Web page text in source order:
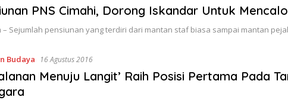
PNS Cimahi, Dorong Iskandar Untuk
– Sejumlah pensiunan yang terdiri dari mantan staf biasa sampai mantan
Budaya 16 Agustus 2016
Menuju Langit’ Raih Posisi Pertama Pada